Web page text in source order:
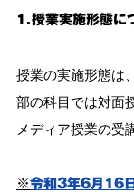
１．授業実施形態に
授業の実施形態は
部の科目では対面
メディア授業の受
※令和3年6月16